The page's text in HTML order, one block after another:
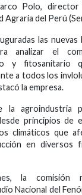
Polo, director
Agraria del Perú
las nuevas
analizar el
y fitosanitario
a todos los
la empresa.
la agroindustria
principios de
climáticos que
en diversos
la comisión
Nacional del